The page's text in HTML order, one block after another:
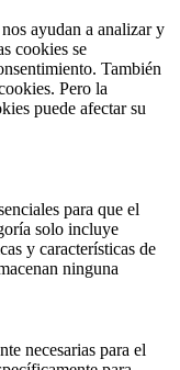
ayudan a analizar y
cookies se
También
Pero la
puede afectar su
para que el
solo incluye
y características de
ninguna
necesarias para el